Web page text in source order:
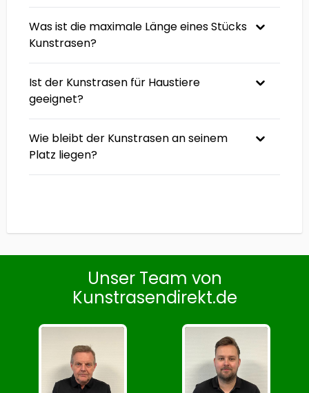
Was ist die maximale Länge eines Stücks
Kunstrasen?
Ist der Kunstrasen für Haustiere
geeignet?
Wie bleibt der Kunstrasen an seinem
Platz liegen?
Unser Team von
Kunstrasendirekt.de